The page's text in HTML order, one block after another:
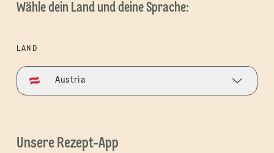
Wähle dein Land und deine Sprache:
LAND
Austria
Unsere Rezept-App